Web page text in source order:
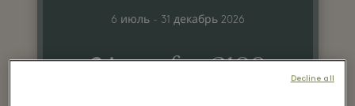
6 июль - 31 декабрь 2026
2 jeans for €109 Decline all